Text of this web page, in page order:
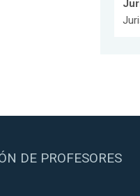
DE PROFESORES